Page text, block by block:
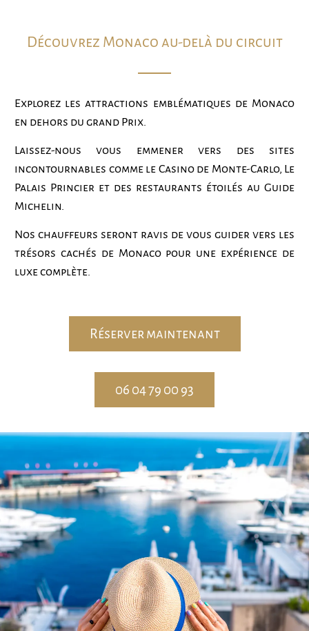
Découvrez Monaco au-delà du circuit
Explorez les attractions emblématiques de Monaco
en dehors du grand Prix.
Laissez-nous vous emmener vers des sites
incontournables comme le Casino de Monte-Carlo, Le
Palais Princier et des restaurants étoilés au Guide
Michelin.
Nos chauffeurs seront ravis de vous guider vers les
trésors cachés de Monaco pour une expérience de
luxe complète.
Réserver maintenant
06 04 79 00 93